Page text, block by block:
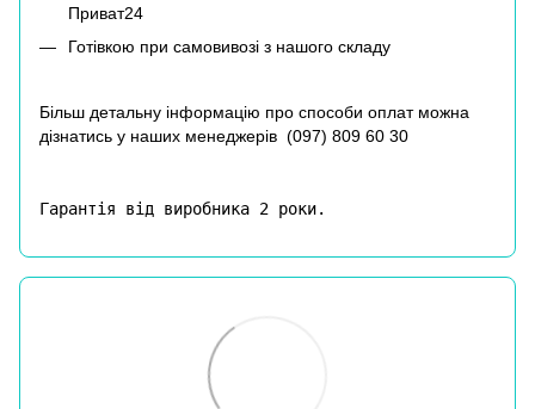
Приват24
Готівкою при самовивозі з нашого складу
Більш детальну інформацію про способи оплат можна
дізнатись у наших менеджерів (097) 809 60 30
Гарантія від виробника 2 роки.